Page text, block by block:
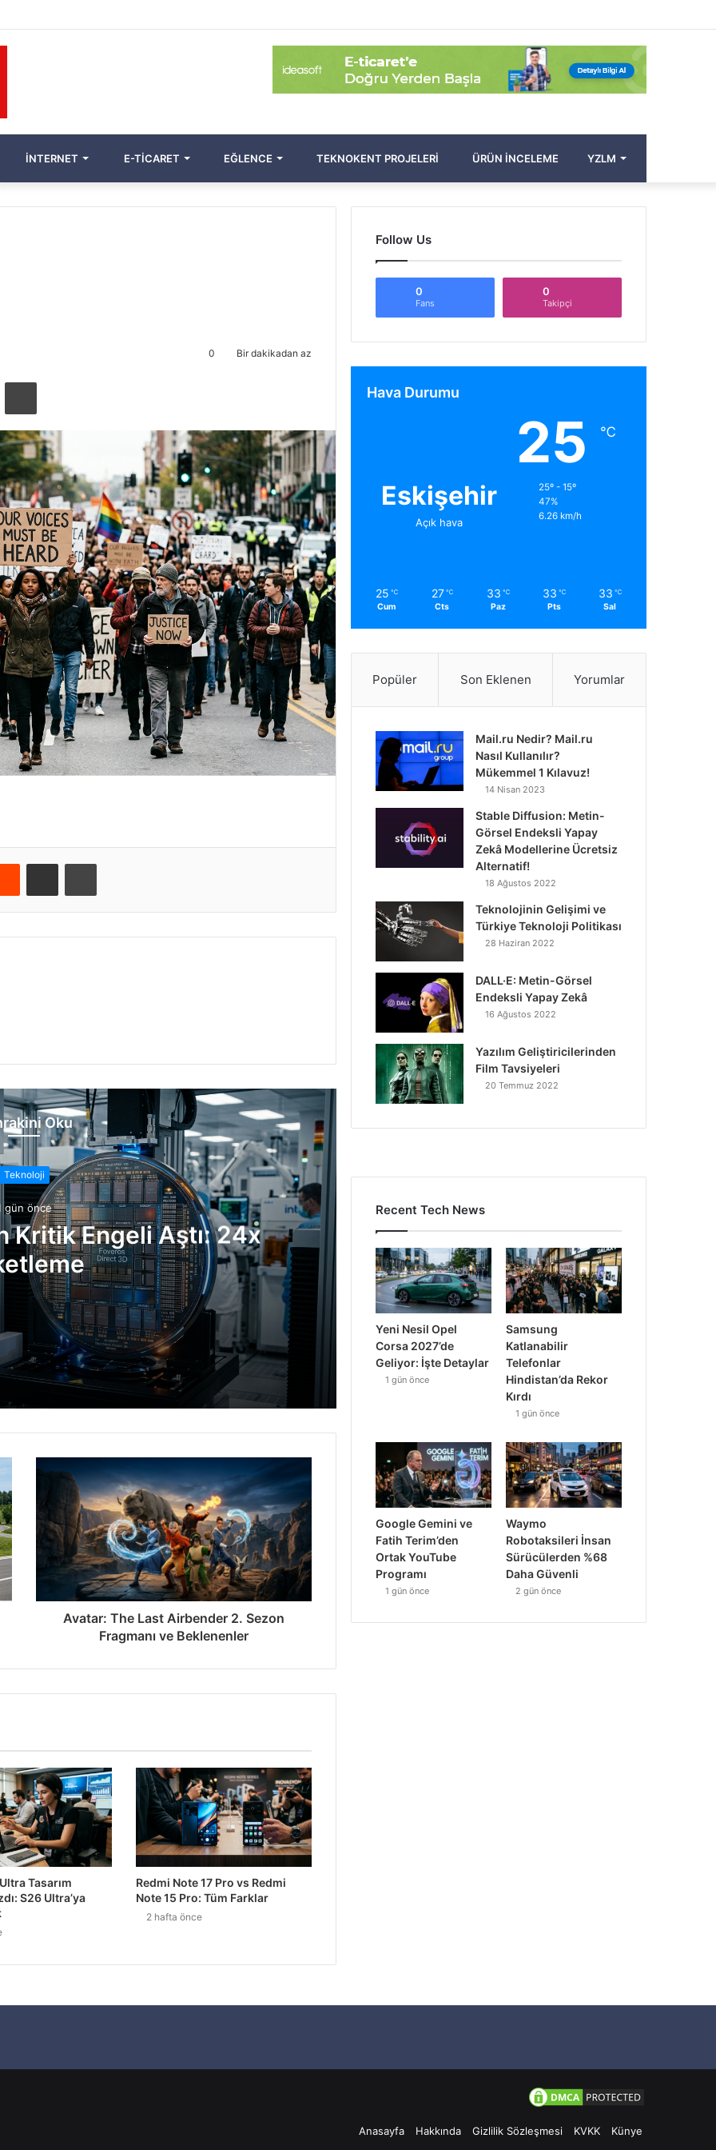
yap
...
Bölmesi
Makale
Ol
İNTERNET E-TICARET EĞLENCE TEKNOKENT PROJELERI ÜRÜN İNCELEME YZLM
0 Bir dakikadan az
Oku
Teknoloji
gün önce
Kritik Engeli Aştı: 24x
Paketleme
Detaylar
Rekor Kırdı
YouTube Programı
%68 Daha Güvenli
Ertelendi
Okuyor
Avatar: The Last Airbender 2. Sezon
Fragmanı ve Beklenenler
Tasarım
S26 Ultra’ya
Redmi Note 17 Pro vs Redmi
Note 15 Pro: Tüm Farklar
2 hafta önce
Follow Us
0
Fans
0
Takipçi
Hava Durumu
Eskişehir
Açık hava
25 ℃
25º - 15º
47%
6.26 km/h
25 ℃
Cum
27 ℃
Cts
33 ℃
Paz
33 ℃
Pts
33 ℃
Sal
Popüler Son Eklenen Yorumlar
Mail.ru Nedir? Mail.ru
Nasıl Kullanılır?
Mükemmel 1 Kılavuz!
14 Nisan 2023
Stable Diffusion: Metin-
Görsel Endeksli Yapay
Zekâ Modellerine Ücretsiz
Alternatif!
18 Ağustos 2022
Teknolojinin Gelişimi ve
Türkiye Teknoloji Politikası
28 Haziran 2022
DALL·E: Metin-Görsel
Endeksli Yapay Zekâ
16 Ağustos 2022
Yazılım Geliştiricilerinden
Film Tavsiyeleri
20 Temmuz 2022
Recent Tech News
Yeni Nesil Opel
Corsa 2027’de
Geliyor: İşte Detaylar
1 gün önce
Samsung
Katlanabilir
Telefonlar
Hindistan’da Rekor
Kırdı
1 gün önce
Google Gemini ve
Fatih Terim’den
Ortak YouTube
Programı
1 gün önce
Waymo
Robotaksileri İnsan
Sürücülerden %68
Daha Güvenli
2 gün önce
Anasayfa Hakkında Gizlilik Sözleşmesi KVKK
Künye